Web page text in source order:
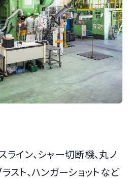
イン、シャー切断機、丸ノ
スト、ハンガーショットなど